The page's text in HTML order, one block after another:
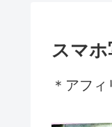
スマ
＊アフ